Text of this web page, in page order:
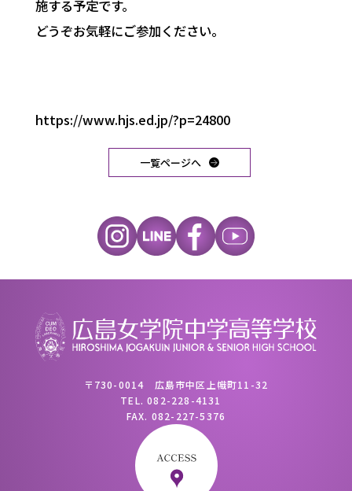
施する予定です。
どうぞお気軽にご参加ください。
https://www.hjs.ed.jp/?p=24800
一覧ページへ
〒730-0014 広島市中区上幟町11-32
TEL.082-228-4131
FAX. 082-227-5376